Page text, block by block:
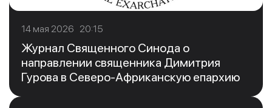
14 мая 2026 20:15
Журнал Священного Синода о
направлении священника Димитрия
Гурова в Северо-Африканскую епархию